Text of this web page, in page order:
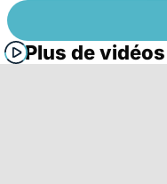
Plus de vidéos